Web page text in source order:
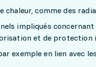
chaleur, comme des
impliqués
et de protection
exemple en lien avec